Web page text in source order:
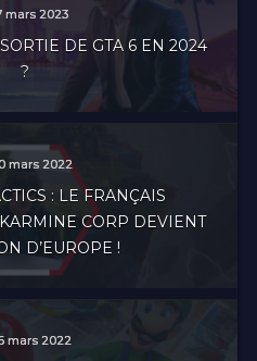
mars 2023
DE GTA 6 EN 2024
?
mars 2022
: LE FRANÇAIS
CORP DEVIENT
D’EUROPE !
mars 2022